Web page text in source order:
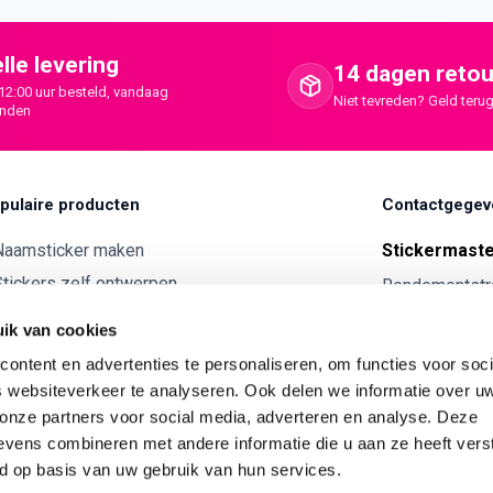
van cookies
en advertenties te personaliseren, om functies voor
websiteverkeer te analyseren. Ook delen we informatie over
partners voor social media, adverteren en analyse. Deze
combineren met andere informatie die u aan ze heeft
op basis van uw gebruik van hun services.
levering
uur besteld, vandaag
14 dagen
Niet tevreden? Geld
producten
maken
zelf ontwerpen
je eigen kunststof tekst
maken
je eigen Vilt tekst
je eigen rally naam sticker
KVK:71793437
BTW nr: